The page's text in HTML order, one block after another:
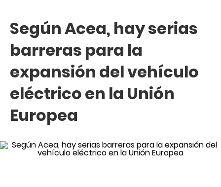
Según Acea, hay serias
barreras para la
expansión del vehículo
eléctrico en la Unión
Europea